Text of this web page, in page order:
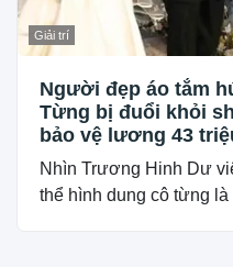
Giải trí
Người đẹp áo tắm
Từng bị đuổi khỏi
bảo vệ lương 43
Nhìn Trương Hinh Dư
thể hình dung cô từng là